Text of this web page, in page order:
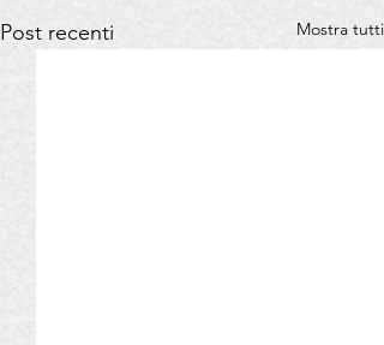
Post recenti Mostra tutti